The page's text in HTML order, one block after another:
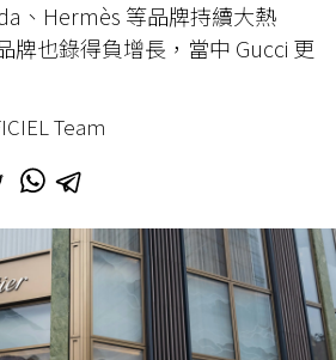
、Hermès 等品牌持續大熱
牌也錄得負增長，當中 Gucci 更
Team